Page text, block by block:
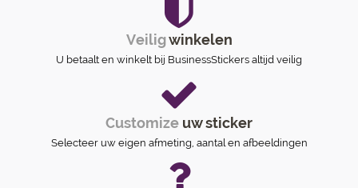
Veiligwinkelen
U betaalt en winkelt bij BusinessStickers altijd veilig
Customize uw sticker
Selecteer uw eigen afmeting, aantal en afbeeldingen